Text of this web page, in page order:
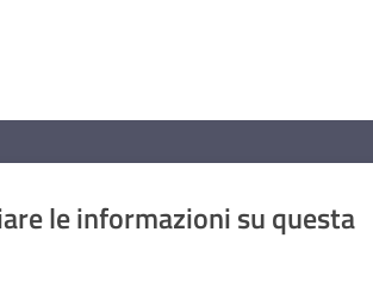
le informazioni su questa